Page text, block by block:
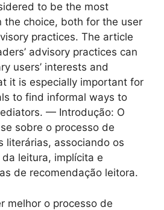
to be the most
the choice, both for the user
practices. The article
advisory practices can
users’ interests and
it is especially important for
to find informal ways to
— Introdução: O
sobre o processo de
literárias, associando os
leitura, implícita e
de recomendação leitora.
melhor o processo de